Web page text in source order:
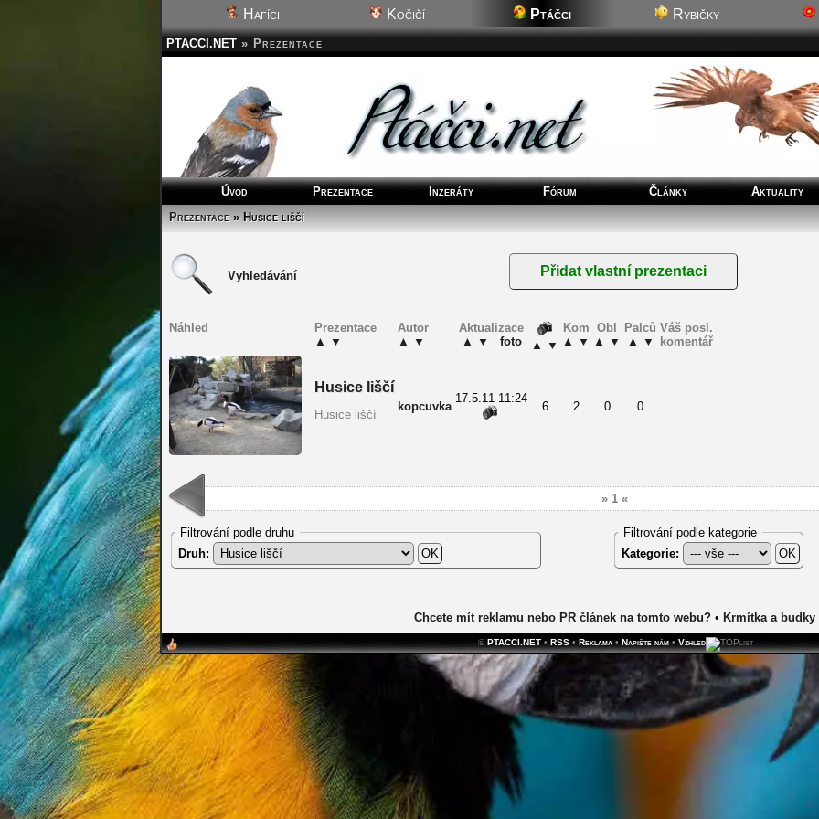
Hafíci Kočičí Ptáčci Rybičky
PTACCI.NET » Prezentace
Úvod Prezentace Inzeráty Fórum Články
Aktuality
Prezentace» Husice liščí
Vyhledávání
Náhled
Prezentace
▲ ▼
Autor
▲ ▼
Aktualizace
▲ ▼ foto ▲ ▼
Kom
▲ ▼
Obl
▲ ▼
Palců
▲ ▼
Váš posl.
komentář
Husice liščí
Husice liščí
kopcuvka
17.5.11 11:24
6 2 0 0
» 1 «
Filtrování podle druhu
Druh:
Filtrování podle kategorie
Kategorie:
Chcete mít reklamu nebo PR článek na tomto webu?• Krmítka a budky
©PTACCI.NET • RSS • Reklama • Napište nám • Vzhled